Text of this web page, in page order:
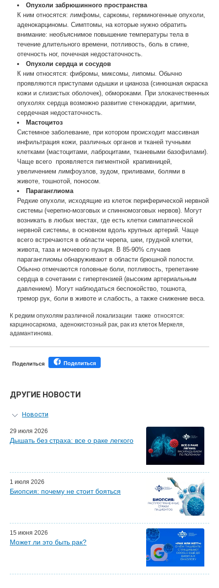
Опухоли забрюшинного пространства
К ним относятся: лимфомы, саркомы, герминогенные опухоли,
аденокарциномы. Симптомы, на которые нужно обратить
внимание: необъяснимое повышение температуры тела в
течение длительного времени, потливость, боль в спине,
отечность ног, почечная недостаточность.
Опухоли сердца и сосудов
К ним относятся: фибромы, миксомы, липомы. Обычно
проявляются приступами одышки и цианоза (синюшная окраска
кожи и слизистых оболочек), обмороками. При злокачественных
опухолях сердца возможно развитие стенокардии, аритмии,
сердечная недостаточность.
Мастоцитоз
Системное заболевание, при котором происходит массивная
инфильтрация кожи, различных органов и тканей тучными
клетками (мастоцитами, лаброцитами, тканевыми базофилами).
Чаще всего проявляется пигментной крапивницей,
увеличением лимфоузлов, зудом, приливами, болями в
животе, тошнотой, поносом.
Параганглиома
Редкие опухоли, исходящие из клеток периферической нервной
системы (черепно-мозговых и спинномозговых нервов). Могут
возникать в любых местах, где есть клетки симпатической
нервной системы, в основном вдоль крупных артерий. Чаще
всего встречаются в области черепа, шеи, грудной клетки,
живота, таза и мочевого пузыря. В 85-90% случаев
параганглиомы обнаруживают в области брюшной полости.
Обычно отмечаются головные боли, потливость, трепетание
сердца в сочетании с гипертензией (высоким артериальным
давлением). Могут наблюдаться беспокойство, тошнота,
тремор рук, боли в животе и слабость, а также снижение веса.
К редким опухолям различной локализации также относятся:
карциносаркома, аденокистозный рак, рак из клеток Меркеля,
адамантинома.
Поделиться Поделиться
ДРУГИЕ НОВОСТИ
Новости
Персональный гид
Мастер-классы для врачей
Наши партнеры
29 июля 2026
Дышать без страха: все о раке легкого
1 июля 2026
Биопсия: почему не стоит бояться
15 июня 2026
Может ли это быть рак?